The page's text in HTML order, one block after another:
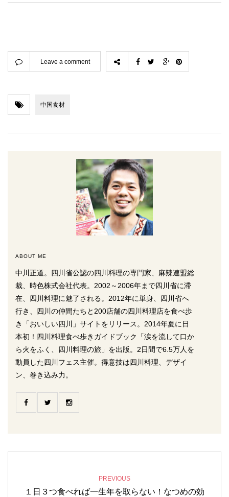
Leave a comment
中国食材
ABOUT ME
中川正道。四川省公認の四川料理の専門家、麻辣連盟総
裁、時色株式会社代表。2002～2006年まで四川省に滞
在、四川料理に魅了される。2012年に単身、四川省へ
行き、四川の仲間たちと200店舗の四川料理店を食べ歩
き「おいしい四川」サイトをリリース。2014年夏に日
本初！四川料理食べ歩きガイドブック「涙を流して口か
ら火をふく、四川料理の旅」を出版。2日間で6.5万人を
動員した四川フェス主催。得意技は四川料理、デザイ
ン、巻き込み力。
PREVIOUS
１日３つ食べれば一生年を取らない！なつめの効